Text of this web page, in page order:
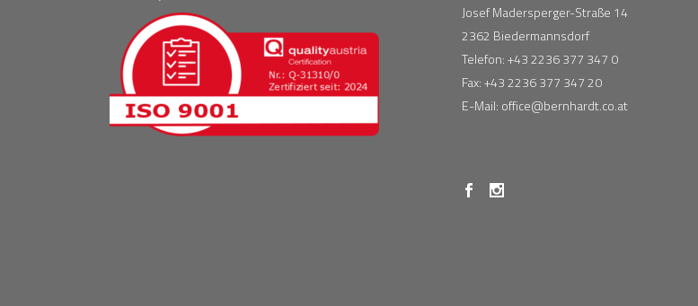
Josef Madersperger-Straße 14
2362 Biedermannsdorf
Telefon: +43 2236 377 347 0
Fax: +43 2236 377 347 20
E-Mail: office@bernhardt.co.at